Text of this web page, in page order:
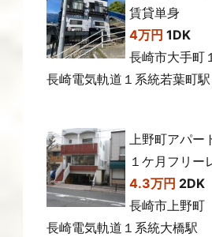
賃貸単身
4万円 1DK
長崎市大手町
長崎電気軌道１系統若葉町駅
上野町アパー
１ケ月フリー
4.3万円 2DK
長崎市上野町
長崎電気軌道１系統大橋駅